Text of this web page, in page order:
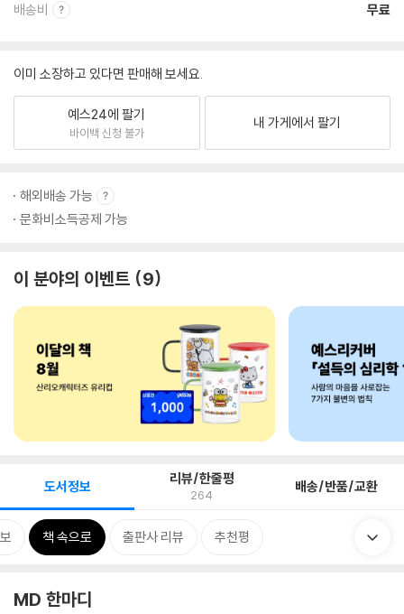
배송비 무료
이미 소장하고 있다면 판매해 보세요.
예스24에 팔기
바이백 신청 불가
내 가게에서 팔기
해외배송 가능
문화비소득공제 가능
이 분야의 이벤트 9
도서정보 리뷰/한줄평
264 배송/반품/교환
책 속으로 출판사 리뷰 추천평
MD 한마디